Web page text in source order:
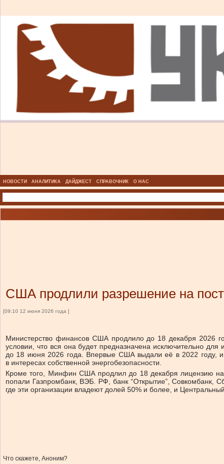
НОВОСТИ АНАЛИТИКА ДАЙДЖЕСТ СПРАВОЧНИК О НАС
США продлили разрешение на
[09:10 12 июня 2026 года ]
Министерство финансов США продлило до 18 декабря 2026
условии, что вся она будет предназначена исключительно
до 18 июня 2026 года. Впервые США выдали её в 2022 году, и
в интересах собственной энергобезопасности.
Кроме того, Минфин США продлил до 18 декабря лицензию на
попали Газпромбанк, ВЭБ. РФ, банк “Открытие”, Совкомбанк,
где эти организации владеют долей 50% и более, и
Что скажете, Аноним?